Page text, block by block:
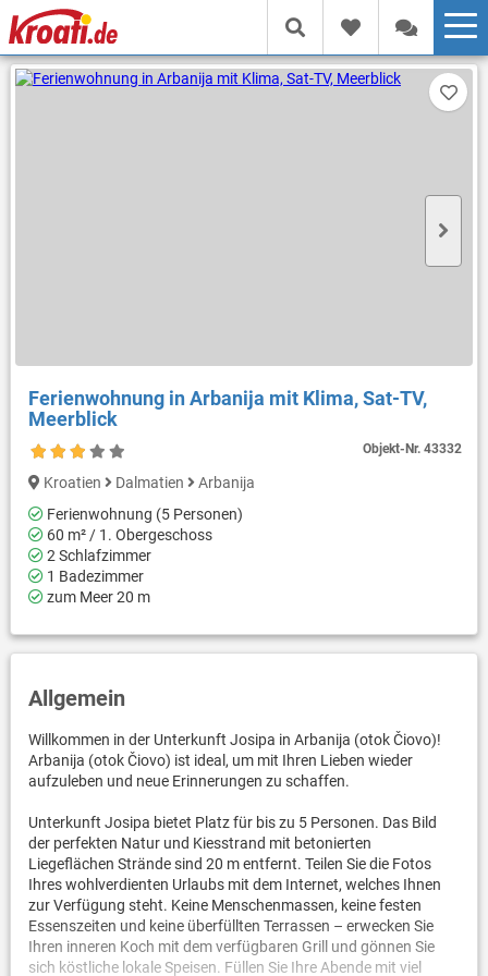
Ferienwohnung in Arbanija mit Klima, Sat-TV,
Meerblick
Objekt-Nr.43332
Kroatien Dalmatien
Arbanija
Ferienwohnung (5 Personen)
60 m² / 1. Obergeschoss
2 Schlafzimmer
1 Badezimmer
zum Meer 20 m
Allgemein
Willkommen in der Unterkunft Josipa in Arbanija (otok Čiovo)!
Arbanija (otok Čiovo) ist ideal, um mit Ihren Lieben wieder
aufzuleben und neue Erinnerungen zu schaffen.
Unterkunft Josipa bietet Platz für bis zu 5 Personen. Das Bild
der perfekten Natur und Kiesstrand mit betonierten
Liegeflächen Strände sind 20 m entfernt. Teilen Sie die Fotos
Ihres wohlverdienten Urlaubs mit dem Internet, welches Ihnen
zur Verfügung steht. Keine Menschenmassen, keine festen
Essenszeiten und keine überfüllten Terrassen – erwecken Sie
Ihren inneren Koch mit dem verfügbaren Grill und gönnen Sie
sich köstliche lokale Speisen. Füllen Sie Ihre Abende mit viel